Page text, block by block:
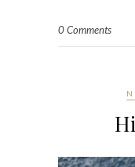
0 Comments